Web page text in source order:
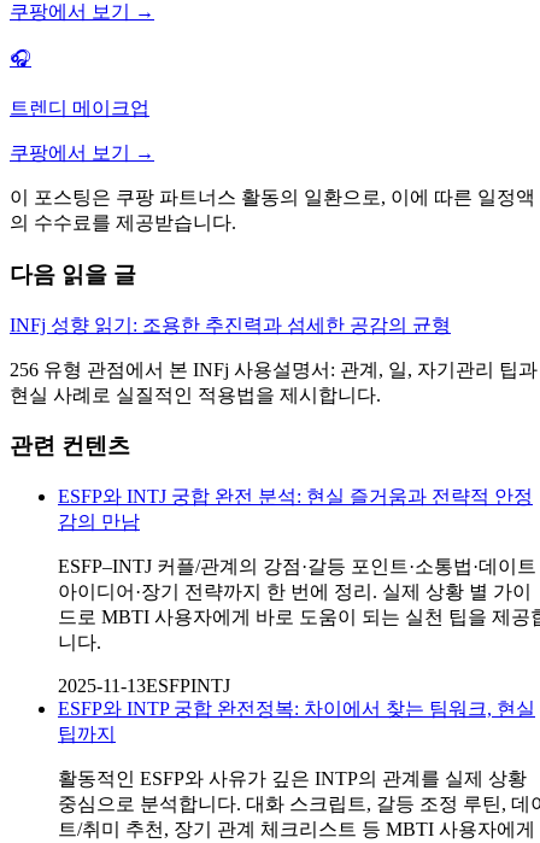
쿠팡에서 보기 →
🎧
트렌디 메이크업
쿠팡에서 보기 →
이 포스팅은 쿠팡 파트너스 활동의 일환으로, 이에 따른 일정액
의 수수료를 제공받습니다.
다음 읽을 글
INFj 성향 읽기: 조용한 추진력과 섬세한 공감의 균형
256 유형 관점에서 본 INFj 사용설명서: 관계, 일, 자기관리 팁과
현실 사례로 실질적인 적용법을 제시합니다.
관련 컨텐츠
ESFP와 INTJ 궁합 완전 분석: 현실 즐거움과 전략적 안정
감의 만남
ESFP–INTJ 커플/관계의 강점·갈등 포인트·소통법·데이트
아이디어·장기 전략까지 한 번에 정리. 실제 상황 별 가이
드로 MBTI 사용자에게 바로 도움이 되는 실천 팁을 제공
니다.
2025-11-13ESFPINTJ
ESFP와 INTP 궁합 완전정복: 차이에서 찾는 팀워크, 현실
팁까지
활동적인 ESFP와 사유가 깊은 INTP의 관계를 실제 상황
중심으로 분석합니다. 대화 스크립트, 갈등 조정 루틴, 데
트/취미 추천, 장기 관계 체크리스트 등 MBTI 사용자에게